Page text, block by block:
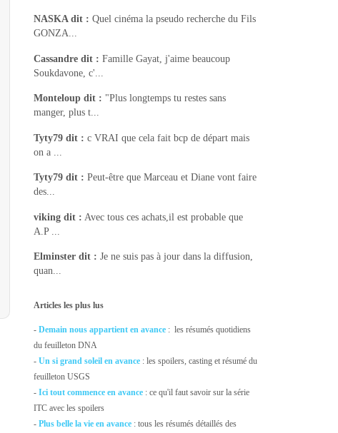
NASKAdit : Quel cinéma la pseudo recherche du Fils
GONZA...
Cassandre dit : Famille Gayat, j'aime beaucoup
Soukdavone, c'...
Monteloup dit : "Plus longtemps tu restes sans
manger, plus t...
Tyty79 dit : c VRAI que cela fait bcp de départ mais
on a ...
Tyty79 dit : Peut-être que Marceau et Diane vont faire
des...
viking dit : Avec tous ces achats,il est probable que
A.P ...
Elminster dit : Je ne suis pas à jour dans la diffusion,
quan...
Articles les plus lus
-Demain nous appartient en avance : les résumés quotidiens
du feuilleton DNA
-Un si grand soleil en avance : les spoilers, casting et résumé du
feuilleton USGS
-Ici tout commence en avance : ce qu'il faut savoir sur la série
ITC avec les spoilers
- Plus belle la vie en avance : tous les résumés détaillés des